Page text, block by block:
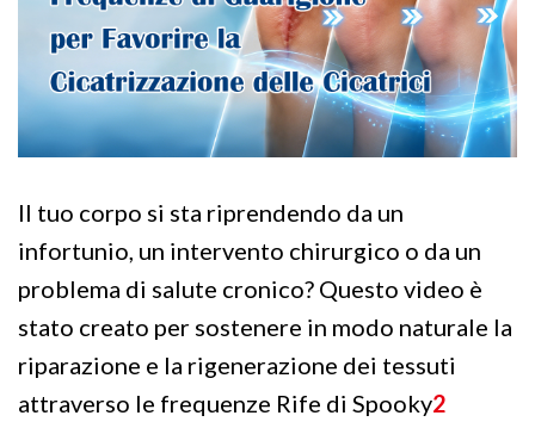
Il tuo corpo si sta riprendendo da un
infortunio, un intervento chirurgico o da un
problema di salute cronico? Questo video è
stato creato per sostenere in modo naturale la
riparazione e la rigenerazione dei tessuti
attraverso le frequenze Rife di Spooky2